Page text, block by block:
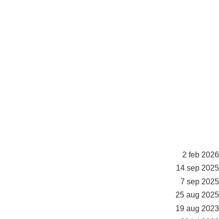
2 feb 2026
14 sep 2025
7 sep 2025
25 aug 2025
19 aug 2023